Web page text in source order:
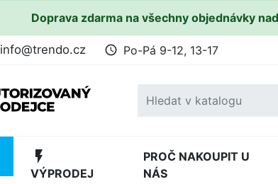
Doprava zdarma na všechny objednávky
info@trendo.cz access_time Po-Pá 9-12, 13-17
flash_on
VÝPRODEJ
PROČ NAKOUPIT U
NÁS